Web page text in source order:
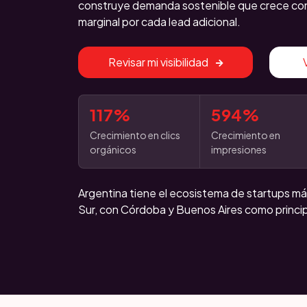
construye demanda sostenible que crece
marginal por cada lead adicional.
Revisar mi visibilidad
117%
Crecimiento en clics
orgánicos
594%
Crecimiento en
impresiones
Argentina tiene el ecosistema de startups
Sur, con Córdoba y Buenos Aires como